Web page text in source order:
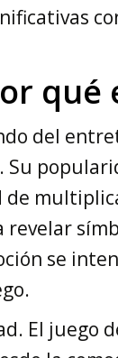
del
se
El juego